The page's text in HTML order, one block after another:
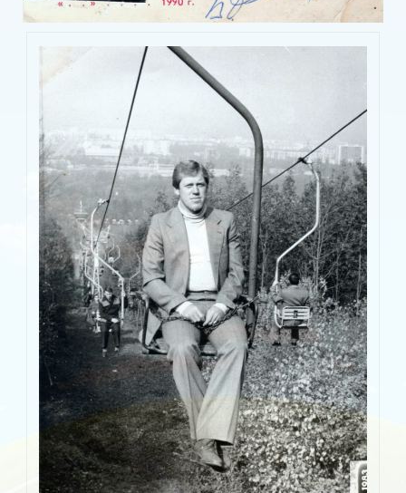
Футболистка из Бердянска
Правда или миф….?
ФОТОАЛЬБОМ
Фотоальбом №2
Фотоальбом №3
Фотоальбом №4
Галерея «Азовец»
Галерея «Дружба»
Галерея «Строитель»
Галерея СК «Первомаец»
Галерея «Торпедо»
Галерея «Энергия»
Галерея «Энергия» — юноши.
Фотоальбом — награды футболистов